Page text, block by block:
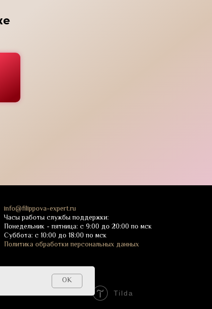
info@filippova-expert.ru
Часы работы службы поддержки:
Понедельник - пятница: с 9:00 до 20:00 по мск
Суббота: с 10:00 до 18:00 по мск
Политика обработки персональных данных
OK
Tilda